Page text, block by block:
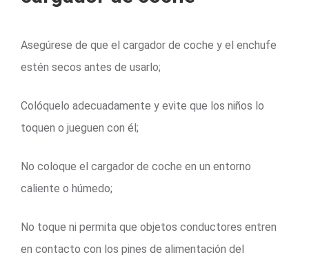
Asegúrese de que el cargador de coche y el enchufe
estén secos antes de usarlo;
Colóquelo adecuadamente y evite que los niños lo
toquen o jueguen con él;
No coloque el cargador de coche en un entorno
caliente o húmedo;
No toque ni permita que objetos conductores entren
en contacto con los pines de alimentación del